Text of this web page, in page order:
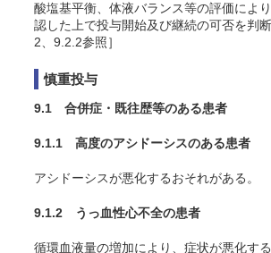
酸塩基平衡、体液バランス等の評価によ
認した上で投与開始及び継続の可否を判
2、9.2.2参照］
慎重投与
9.1 合併症・既往歴等のある患者
9.1.1 高度のアシドーシスのある患者
アシドーシスが悪化するおそれがある。
9.1.2 うっ血性心不全の患者
循環血液量の増加により、症状が悪化する